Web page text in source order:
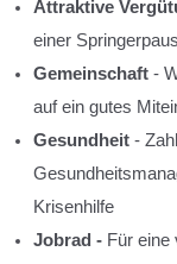
Attraktive
einer
Gemeinschaft -
auf ein gutes
Gesundheit -
Krisenhilfe
Jobrad - Für eine